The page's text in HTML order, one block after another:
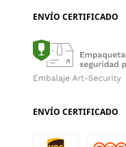
ENVÍO CERTIFICADO
ENVÍO CERTIFICADO